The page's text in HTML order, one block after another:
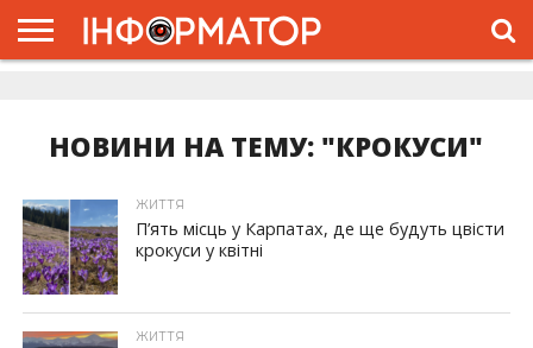
НОВИНИ НА ТЕМУ: "КРОКУСИ"
ЖИТТЯ
П’ять місць у Карпатах, де ще будуть цвісти
крокуси у квітні
ЖИТТЯ